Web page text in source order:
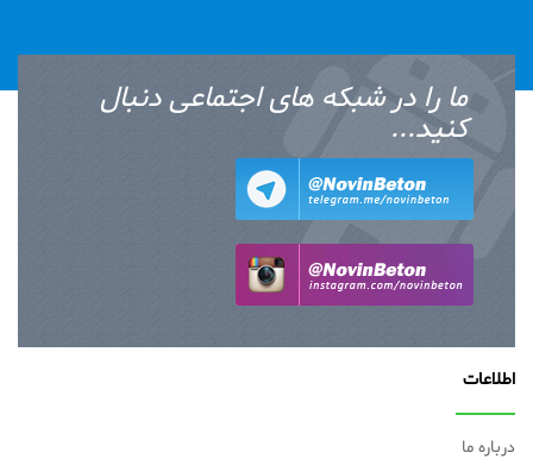
ما را در شبکه های اجتماعی دنبال
کنید...
اطلاعات
درباره ما